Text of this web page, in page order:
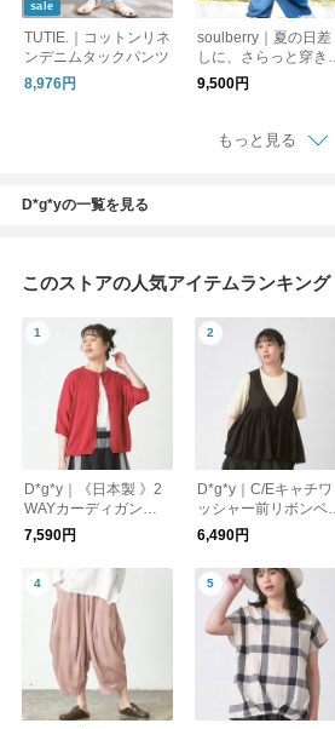
sale
TUTIE.｜コットンリネ
ンデニムタックパンツ
8,976円
soulberry｜夏の日差
しに、さらっと穿きた
いデニムのパンツ
9,500円
もっと見る
D*g*yの一覧を見る
このストアの人気アイテムランキング
D*g*y｜《日本製 》2
WAYカーディガン T/
Rニット D6178
7,590円
D*g*y｜C/Eキャチワ
ッシャー前リボンベス
ト D9777
6,490円